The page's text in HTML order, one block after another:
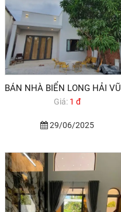
Giá: 1 đ
29/06/2025